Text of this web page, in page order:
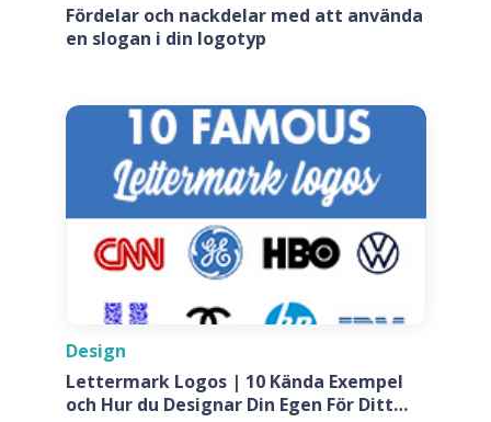
Fördelar och nackdelar med att använda
en slogan i din logotyp
Design
Lettermark Logos | 10 Kända Exempel
och Hur du Designar Din Egen För Ditt